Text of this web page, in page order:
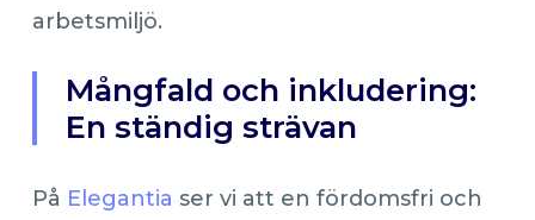
arbetsmiljö.
Mångfald och inkludering:
En ständig strävan
På Elegantia ser vi att en fördomsfri och